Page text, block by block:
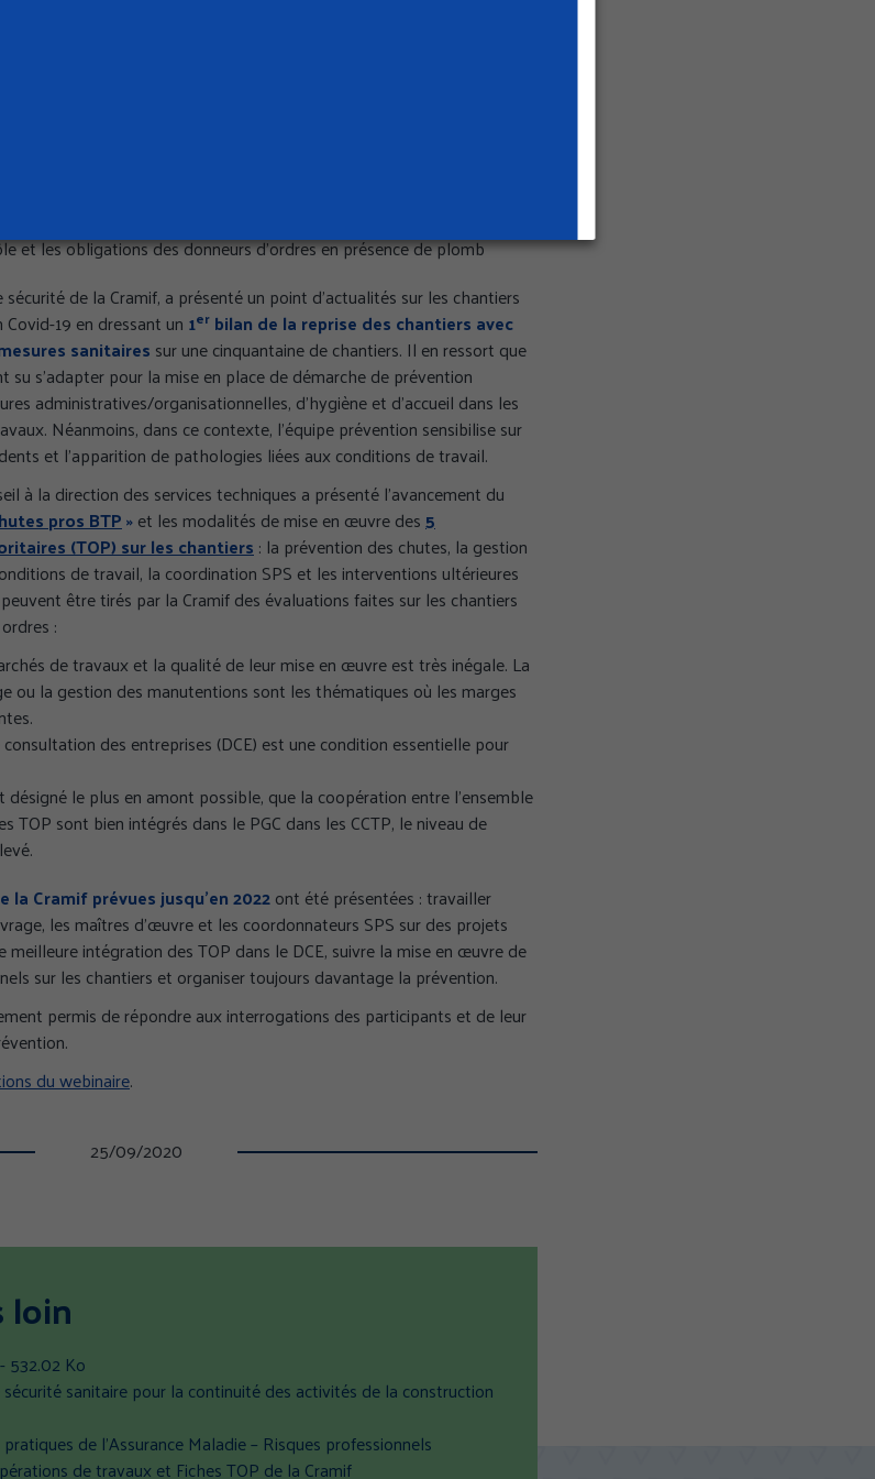
TOUT ACCEPTER TOUS REFUSER Politique de confidentialité
et les obligations des donneurs d’ordres en présence de plomb
de la Cramif, a présenté un point d’actualités sur les chantiers
19 en dressant un 1er bilan de la reprise des chantiers avec
sanitaires sur une cinquantaine de chantiers. Il en ressort que
su s’adapter pour la mise en place de démarche de prévention
administratives/organisationnelles, d’hygiène et d’accueil dans les
Néanmoins, dans ce contexte, l’équipe prévention sensibilise sur
et l’apparition de pathologies liées aux conditions de travail.
à la direction des services techniques a présenté l’avancement du
pros BTP»et les modalités de mise en œuvre des5
(TOP) sur les chantiers: la prévention des chutes, la gestion
de travail, la coordination SPS et les interventions ultérieures
être tirés par la Cramif des évaluations faites sur les chantiers
:
de travaux et la qualité de leur mise en œuvre est très inégale. La
ou la gestion des manutentions sont les thématiques où les marges
des entreprises (DCE) est une condition essentielle pour
le plus en amont possible, que la coopération entre l’ensemble
TOP sont bien intégrés dans le PGC dans les CCTP, le niveau de
Cramif prévues jusqu’en 2022ont été présentées : travailler
les maîtres d’œuvre et les coordonnateurs SPS sur des projets
intégration des TOP dans le DCE, suivre la mise en œuvre de
sur les chantiers et organiser toujours davantage la prévention.
permis de répondre aux interrogations des participants et de leur
du webinaire.
25/09/2020
loin
532.02 Ko
n
u
v
sanitaire pour la continuité des activités de la construction
de l’Assurance Maladie – Risques professionnels
de travaux et Fiches TOP de la Cramif